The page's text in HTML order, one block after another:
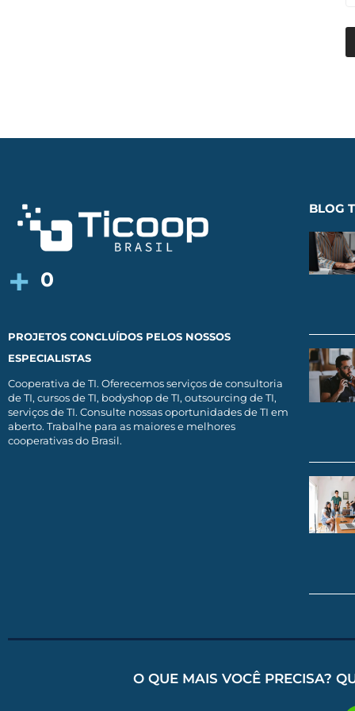
+ 0
PROJETOS CONCLUÍDOS PELOS NOSSOS
ESPECIALISTAS
Cooperativa de TI. Oferecemos serviços de consultoria
de TI, cursos de TI, bodyshop de TI, outsourcing de TI,
serviços de TI. Consulte nossas oportunidades de TI em
aberto. Trabalhe para as maiores e melhores
cooperativas do Brasil.
BLOG
O QUE MAIS VOCÊ PRECISA?